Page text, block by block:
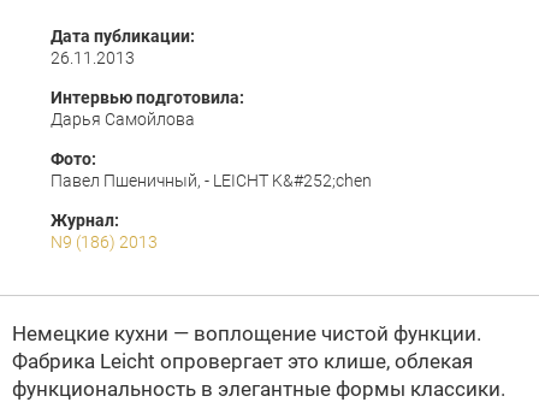
Дата публикации:
26.11.2013
Интервью подготовила:
Дарья Самойлова
Фото:
Павел Пшеничный, - LEICHТ K&#252;chen
Журнал:
N9 (186) 2013
Немецкие кухни — воплощение чистой функции.
Фабрика Leicht опровергает это клише, облекая
функциональность в элегантные формы классики.